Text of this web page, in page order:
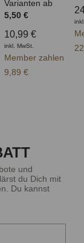
Varianten ab
5,50 €
10,99 €
inkl. MwSt.
Member zahlen
9,89 €
und
du Dich mit
Du kannst